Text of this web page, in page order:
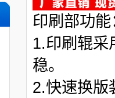
印刷部功能
1.印刷辊采
稳。
2.快速换版